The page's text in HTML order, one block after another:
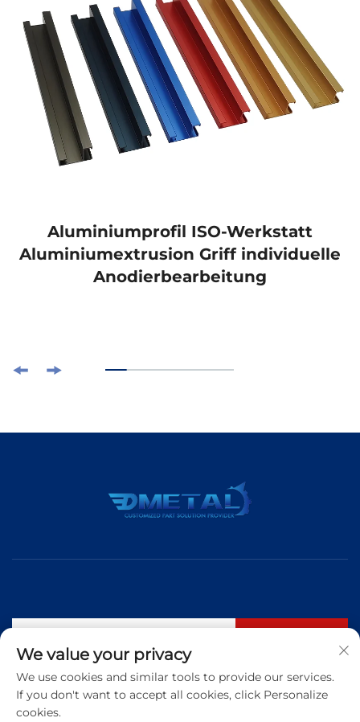
Aluminiumprofil ISO-Werkstatt
Aluminiumextrusion Griff individuelle
Anodierbearbeitung
Tel.: +86 183 5421 3960
We value your privacy
We use cookies and similar tools to provide our services.
If you don't want to accept all cookies, click Personalize
cookies.